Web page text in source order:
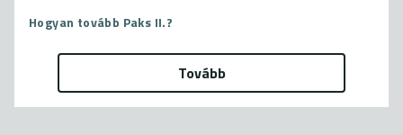
Hogyan tovább Paks II.?
Tovább